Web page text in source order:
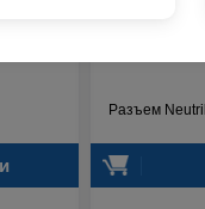
Разъем